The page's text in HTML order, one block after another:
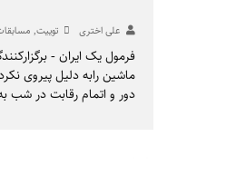
علی اختری توییت,
ماشین رابه دلیل پیروی
دور و اتمام رقابت در شب